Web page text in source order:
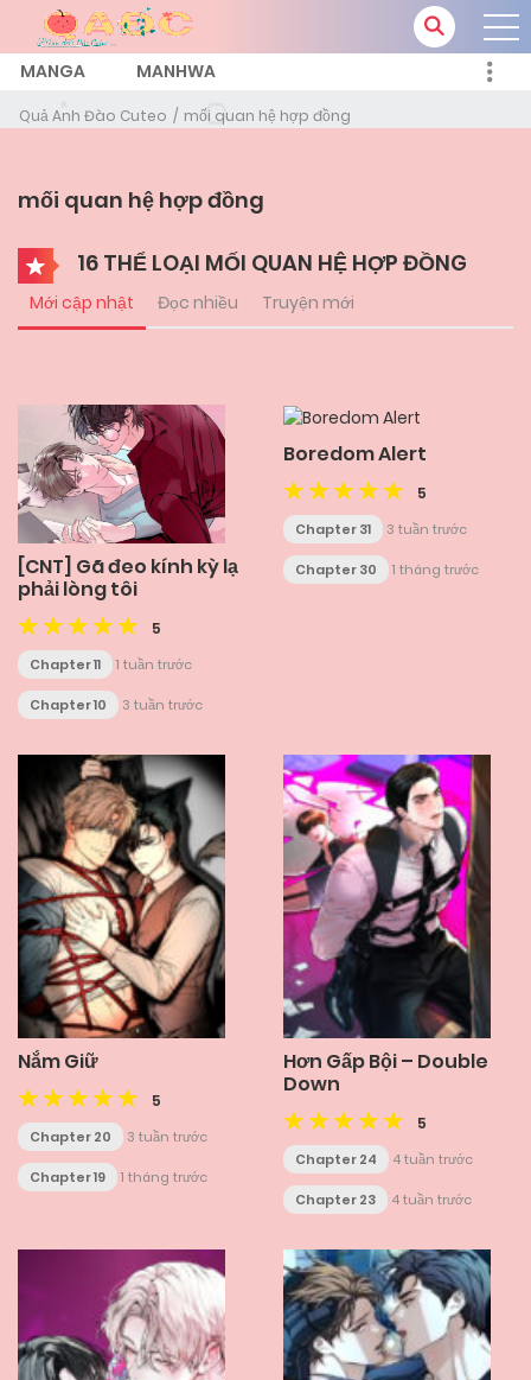
MANGA MANHWA
Quả Anh Đào Cuteo mối quan hệ hợp đồng
mối quan hệ hợp đồng
16 THỂ LOẠI MỐI QUAN HỆ HỢP ĐỒNG
Mới cập nhật Đọc nhiều Truyện mới
[CNT] Gã đeo kính kỳ lạ
phải lòng tôi
5
Chapter 11 1 tuần trước
Chapter 10 3 tuần trước
Boredom Alert
5
Chapter 31 3 tuần trước
Chapter 30 1 tháng trước
Nắm Giữ
5
Chapter 20 3 tuần trước
Chapter 19 1 tháng trước
Hơn Gấp Bội – Double
Down
5
Chapter 24 4 tuần trước
Chapter 23 4 tuần trước